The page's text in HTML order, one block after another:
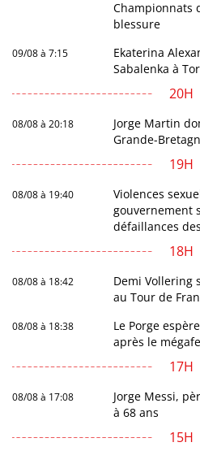
Championnats
blessure
09/08 à 7:15
Ekaterina
Sabalenka à
20H
08/08 à 20:18
Jorge Martin
Grande-
19H
08/08 à 19:40
Violences
gouvernement
défaillances
18H
08/08 à 18:42
Demi Vollering
au Tour de
08/08 à 18:38
Le Porge
après le
17H
08/08 à 17:08
Jorge Messi,
à 68 ans
15H